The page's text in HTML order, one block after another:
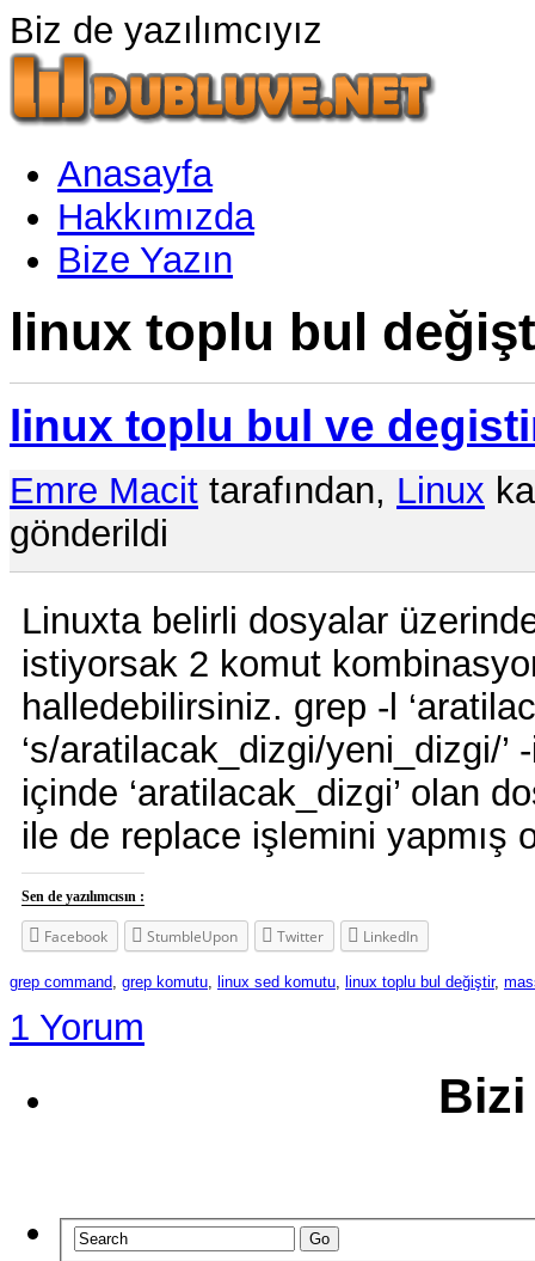
Biz de yazılımcıyız
Anasayfa
Hakkımızda
Bize Yazın
linux toplu bul
linux toplu bul ve
Emre Macit tarafından, Linux
gönderildi
Linuxta belirli dosyalar
istiyorsak 2 komut
halledebilirsiniz. grep -l
‘s/aratilacak_dizgi/yeni_dizgi/’
içinde ‘aratilacak_dizgi’ olan
ile de replace işlemini yapmış
Sen de yazılımcısın :
Facebook StumbleUpon Twitter LinkedIn
grep command, grep komutu, linux sed komutu, linux toplu bul değiştir,
1 Yorum